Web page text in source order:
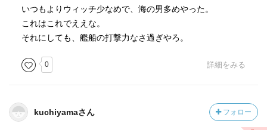
いつもよりウィッチ少なめで、海の男多めやった。
これはこれでええな。
それにしても、艦船の打撃力なさ過ぎやろ。
0 詳細をみる
kuchiyamaさん フォロー